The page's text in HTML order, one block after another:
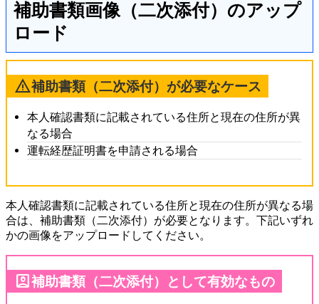
補助書類画像（二次添付）のアップ
ロード
warning補助書類（二次添付）が必要なケース
本人確認書類に記載されている住所と現在の住所が異
なる場合
運転経歴証明書を申請される場合
本人確認書類に記載されている住所と現在の住所が異なる場
合は、補助書類（二次添付）が必要となります。下記いずれ
かの画像をアップロードしてください。
account_box補助書類（二次添付）として有効なもの